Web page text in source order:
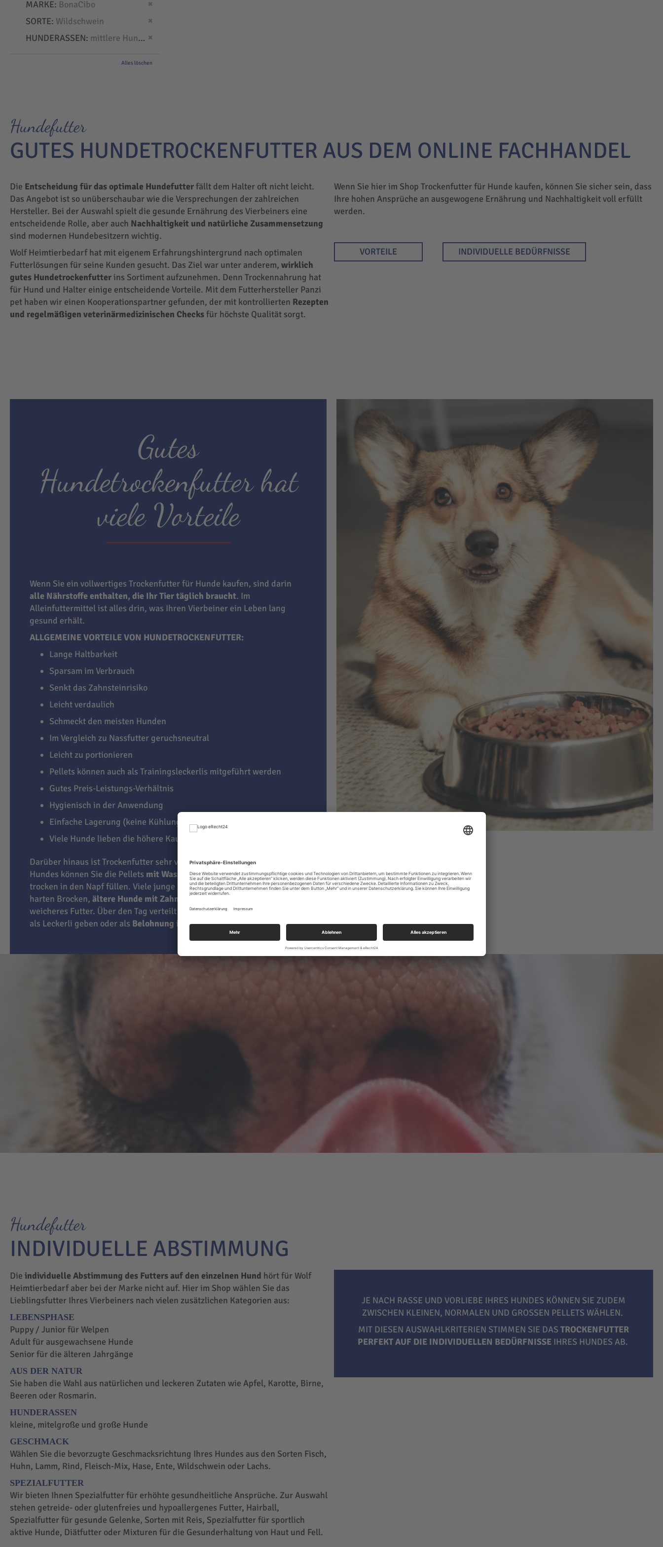
MARKE BonaCibo
SORTE Wildschwein
HUNDERASSEN mittlere Hunde
Alles löschen
Hundefutter
GUTES HUNDETROCKENFUTTER AUS DEM ONLINE FACHHANDEL
Die Entscheidung für das optimale Hundefutterfällt dem Halter oft nicht leicht.
Das Angebot ist so unüberschaubar wie die Versprechungen der zahlreichen
Hersteller. Bei der Auswahl spielt die gesunde Ernährung des Vierbeiners eine
entscheidende Rolle, aber auch Nachhaltigkeit und natürliche Zusammensetzung
sind modernen Hundebesitzern wichtig.
Wolf Heimtierbedarf hat mit eigenem Erfahrungshintergrund nach optimalen
Futterlösungen für seine Kunden gesucht. Das Ziel war unter anderem, wirklich
gutes Hundetrockenfutter ins Sortiment aufzunehmen. Denn Trockennahrung hat
für Hund und Halter einige entscheidende Vorteile. Mit dem Futterhersteller Panzi
pet haben wir einen Kooperationspartner gefunden, der mit kontrollierten Rezepten
und regelmäßigen veterinärmedizinischen Checksfür höchste Qualität sorgt.
Wenn Sie hier im Shop Trockenfutter für Hunde kaufen, können Sie sicher sein, dass
Ihre hohen Ansprüche an ausgewogene Ernährung und Nachhaltigkeit voll erfüllt
werden.
VORTEILE INDIVIDUELLE BEDÜRFNISSE
Gutes
Hundetrockenfutter hat
viele Vorteile
Wenn Sie ein vollwertiges Trockenfutter für Hunde kaufen, sind darin
alle Nährstoffe enthalten, die Ihr Tier täglich braucht. Im
Alleinfuttermittel ist alles drin, was Ihren Vierbeiner ein Leben lang
gesund erhält.
ALLGEMEINE VORTEILE VON HUNDETROCKENFUTTER:
Lange Haltbarkeit
Sparsam im Verbrauch
Senkt das Zahnsteinrisiko
Leicht verdaulich
Schmeckt den meisten Hunden
Im Vergleich zu Nassfutter geruchsneutral
Leicht zu portionieren
Pellets können auch als Trainingsleckerlis mitgeführt werden
Gutes Preis-Leistungs-Verhältnis
Hygienisch in der Anwendung
Einfache Lagerung (keine Kühlung notwendig)
Viele Hunde lieben die höhere Kauaktivität
Darüber hinaus ist Trockenfutter sehr vielseitig. Je nach Präferenz Ihres
Hundes können Sie die Pellets mit Wasser übergießenoder einfach
trocken in den Napf füllen. Viele junge Hunde lieben das Kauen der
harten Brocken, ältere Hunde mit Zahnproblemen
weicheres Futter. Über den Tag verteilt können Sie die Pellets unbesorgt
als Leckerli geben oder als Belohnung im Training verwenden.
Hundefutter
INDIVIDUELLE ABSTIMMUNG
Die individuelle Abstimmung des Futters auf den einzelnen Hund hört für Wolf
Heimtierbedarf aber bei der Marke nicht auf. Hier im Shop wählen Sie das
Lieblingsfutter Ihres Vierbeiners nach vielen zusätzlichen Kategorien aus:
LEBENSPHASE
Puppy / Junior für Welpen
Adult für ausgewachsene Hunde
Senior für die älteren Jahrgänge
AUS DER NATUR
Sie haben die Wahl aus natürlichen und leckeren Zutaten wie Apfel, Karotte, Birne,
Beeren oder Rosmarin.
HUNDERASSEN
kleine, mitelgroße und große Hunde
GESCHMACK
Wählen Sie die bevorzugte Geschmacksrichtung Ihres Hundes aus den Sorten Fisch,
Huhn, Lamm, Rind, Fleisch-Mix, Hase, Ente, Wildschwein oder Lachs.
SPEZIALFUTTER
Wir bieten Ihnen Spezialfutter für erhöhte gesundheitliche Ansprüche. Zur Auswahl
stehen getreide- oder glutenfreies und hypoallergenes Futter, Hairball,
Spezialfutter für gesunde Gelenke, Sorten mit Reis, Spezialfutter für sportlich
aktive Hunde, Diätfutter oder Mixturen für die Gesunderhaltung von Haut und Fell.
JE NACH RASSE UND VORLIEBE IHRES HUNDES KÖNNEN SIE ZUDEM
ZWISCHEN KLEINEN, NORMALEN UND GROSSEN PELLETS WÄHLEN.
MIT DIESEN AUSWAHLKRITERIEN STIMMEN SIE DAS TROCKENFUTTER
PERFEKT AUF DIE INDIVIDUELLEN BEDÜRFNISSEIHRES HUNDES AB.